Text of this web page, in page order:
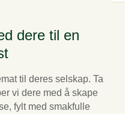
dere til en
til deres selskap. Ta
vi dere med å skape
fylt med smakfulle